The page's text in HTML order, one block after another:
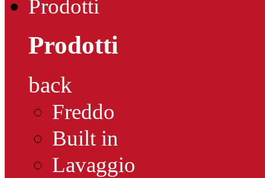
Prodotti
Prodotti
back
Freddo
Built in
Lavaggio